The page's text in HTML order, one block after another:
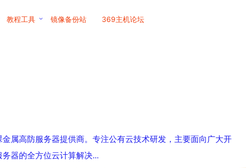
教程工具 镜像备份站 369主机论坛
属高防服务器提供商。专注公有云技术研发，主要面向广大开
器的全方位云计算解决...